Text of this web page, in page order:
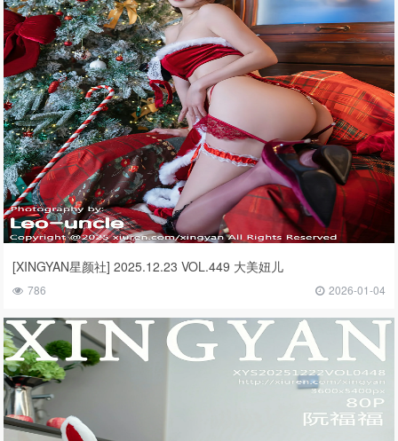
[XINGYAN星颜社] 2025.12.23 VOL.449 大美妞儿
786 2026-01-04